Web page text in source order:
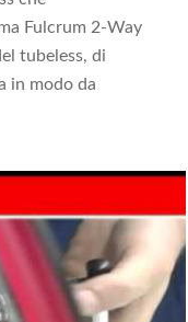
Fulcrum 2-Way
tubeless, di
in modo da